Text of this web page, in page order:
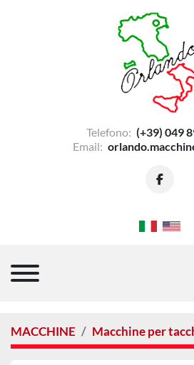
Telefono: (+39) 049
Email:
MACCHINE Macchine per